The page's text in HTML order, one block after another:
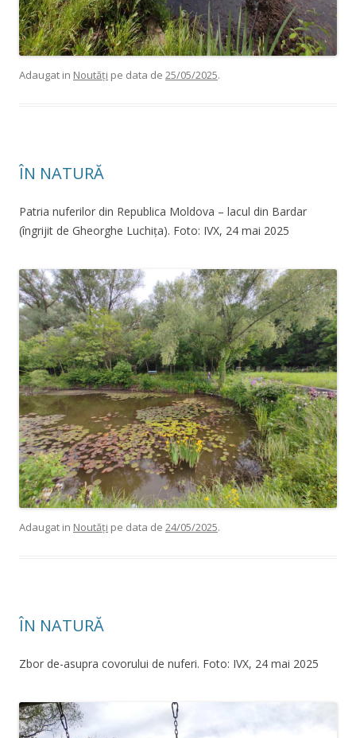
Adaugat in Noutăți pe data de 25/05/2025.
ÎN NATURĂ
Patria nuferilor din Republica Moldova – lacul din Bardar
(îngrijit de Gheorghe Luchița). Foto: IVX, 24 mai 2025
Adaugat in Noutăți pe data de 24/05/2025.
ÎN NATURĂ
Zbor de-asupra covorului de nuferi. Foto: IVX, 24 mai 2025